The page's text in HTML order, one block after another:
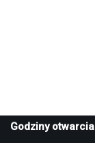
Godziny otwarcia